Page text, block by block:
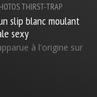
THIRST-TRAP
slip blanc moulant
sexy
à l'origine sur